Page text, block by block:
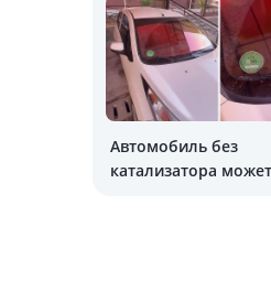
Автомобиль без
катализатора может